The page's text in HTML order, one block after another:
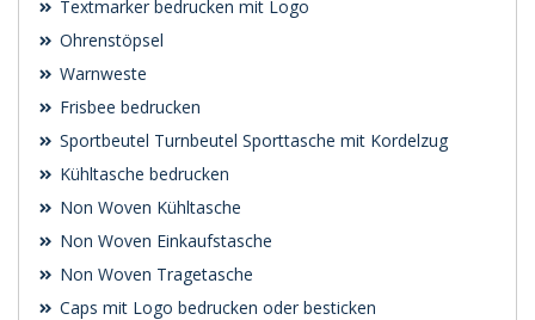
Textmarker bedrucken mit Logo
Ohrenstöpsel
Warnweste
Frisbee bedrucken
Sportbeutel Turnbeutel Sporttasche mit Kordelzug
Kühltasche bedrucken
Non Woven Kühltasche
Non Woven Einkaufstasche
Non Woven Tragetasche
Caps mit Logo bedrucken oder besticken